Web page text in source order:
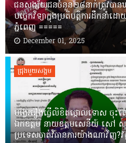
ជនសង្ស័យជនចំនួន២៨នាក់ត្រូវបានឃ
បច្ចេកវិទ្យាក្នុងប្រតិបត្តិការដឹកនាំដ
ភ្នំពេញ ‎=====
December 01, 2025
ជ្រុងមួយសង្គម
បង្វែររឿងធ្វើលិខិតថ្កោលទោស ចុ
ឯកឧត្តម នាយឧត្តមសេនីយ៍ សៅ សុខា
ប្រទេសចាត់វិធានការយ៉ាងណាវិញ?វ